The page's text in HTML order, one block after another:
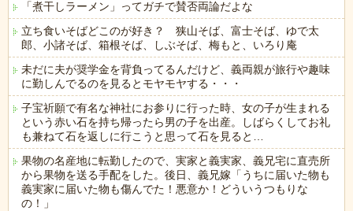
「煮干しラーメン」ってガチで賛否両論だよな
立ち食いそばどこのが好き？ 狭山そば、富士そば、ゆで太
郎、小諸そば、箱根そば、しぶそば、梅もと、いろり庵
未だに夫が奨学金を背負ってるんだけど、義両親が旅行や趣味
に勤しんでるのを見るとモヤモヤする・・・
子宝祈願で有名な神社にお参りに行った時、女の子が生まれる
という赤い石を持ち帰ったら男の子を出産。しばらくしてお礼
も兼ねて石を返しに行こうと思って石を見ると…
果物の名産地に転勤したので、実家と義実家、義兄宅に直売所
から果物を送る手配をした。後日、義兄嫁「うちに届いた物も
義実家に届いた物も傷んでた！悪意か！どういうつもりな
の！」